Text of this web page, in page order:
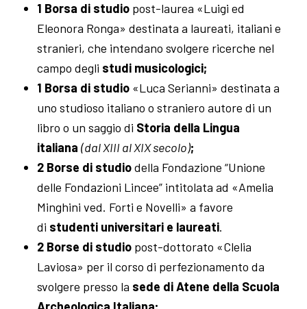
1 Borsa di studio post-laurea «Luigi ed
Eleonora Ronga» destinata a laureati, italiani e
stranieri, che intendano svolgere ricerche nel
campo degli studi musicologici;
1 Borsa di studio «Luca Serianni» destinata a
uno studioso italiano o straniero autore di un
libro o un saggio di Storia della Lingua
italiana (dal XIII al XIX secolo);
2 Borse di studiodella Fondazione “Unione
delle Fondazioni Lincee” intitolata ad «Amelia
Minghini ved. Forti e Novelli» a favore
di studenti universitari e laureati.
2 Borse di studio post-dottorato «Clelia
Laviosa» per il corso di perfezionamento da
svolgere presso la sede di Atene della Scuola